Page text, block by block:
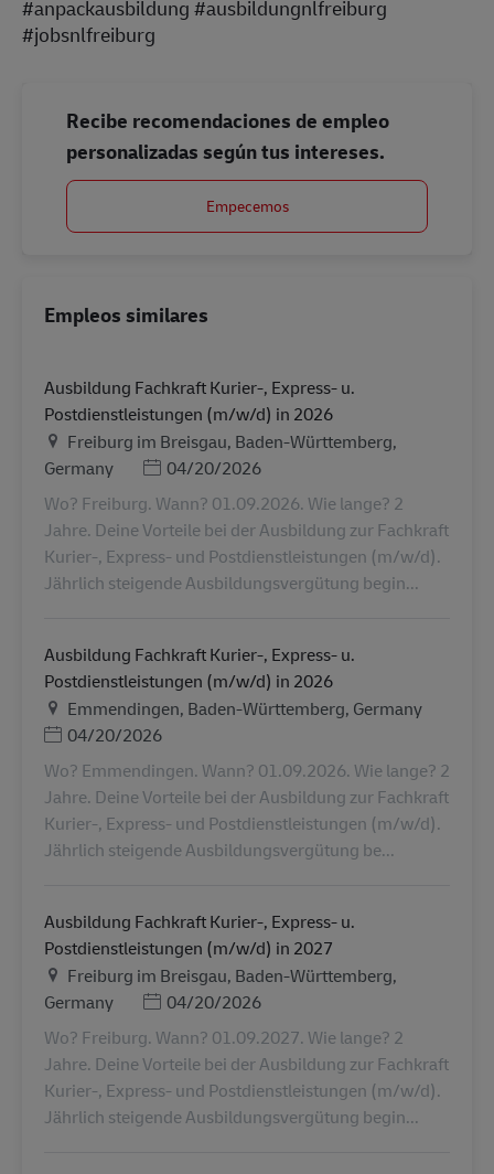
#anpackausbildung #ausbildungnlfreiburg
#jobsnlfreiburg
Recibe recomendaciones de empleo
personalizadas según tus intereses.
Empecemos
Empleos similares
Ausbildung Fachkraft Kurier-, Express- u.
Postdienstleistungen (m/w/d) in 2026
Ubicación
Freiburg im Breisgau, Baden-Württemberg,
Germany
Posted Date
04/20/2026
Wo? Freiburg. Wann? 01.09.2026. Wie lange? 2
Jahre. Deine Vorteile bei der Ausbildung zur Fachkraft
Kurier-, Express- und Postdienstleistungen (m/w/d).
Jährlich steigende Ausbildungsvergütung begin...
Ausbildung Fachkraft Kurier-, Express- u.
Postdienstleistungen (m/w/d) in 2026
Ubicación
Emmendingen, Baden-Württemberg, Germany
Posted Date
04/20/2026
Wo? Emmendingen. Wann? 01.09.2026. Wie lange? 2
Jahre. Deine Vorteile bei der Ausbildung zur Fachkraft
Kurier-, Express- und Postdienstleistungen (m/w/d).
Jährlich steigende Ausbildungsvergütung be...
Ausbildung Fachkraft Kurier-, Express- u.
Postdienstleistungen (m/w/d) in 2027
Ubicación
Freiburg im Breisgau, Baden-Württemberg,
Germany
Posted Date
04/20/2026
Wo? Freiburg. Wann? 01.09.2027. Wie lange? 2
Jahre. Deine Vorteile bei der Ausbildung zur Fachkraft
Kurier-, Express- und Postdienstleistungen (m/w/d).
Jährlich steigende Ausbildungsvergütung begin...